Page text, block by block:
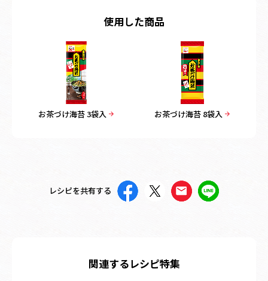
使用した商品
お茶づけ海苔 3袋入 お茶づけ海苔 8袋入
レシピを共有する
関連するレシピ特集